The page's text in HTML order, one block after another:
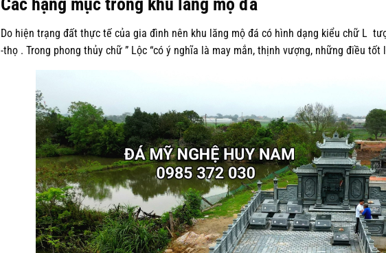
Các hạng mục trong khu lăng mộ đá
Do hiện trạng đất thực tế của gia đình nên khu lăng mộ đá có hình dạng kiểu chữ L
-thọ . Trong phong thủy chữ ” Lộc “có ý nghĩa là may mắn, thịnh vượng, những điều tốt